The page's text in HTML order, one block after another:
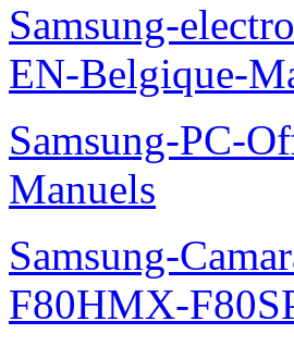
Samsung-
EN-Belgique-
Samsung-PC-
Manuels
Samsung-
F80HMX-